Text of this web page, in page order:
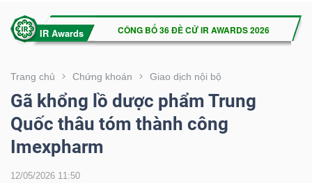
Trang chủ Chứng khoán Giao dịch nội bộ
Gã khổng lồ dược phẩm Trung
Quốc thâu tóm thành công
Imexpharm
12/05/2026 11:50
(-)
VIETSTOCK
CHỨNG
KHOÁN